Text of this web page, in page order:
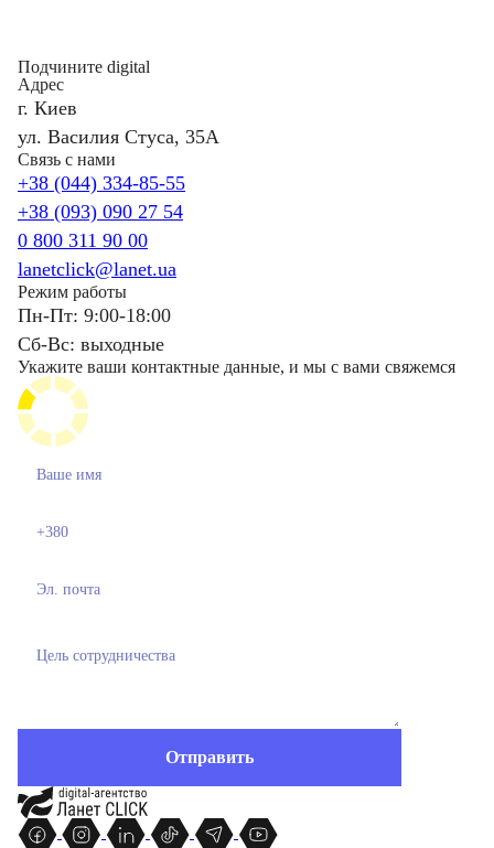
Подчините digital
Адрес
г. Киев
ул. Василия Стуса, 35А
Связь с нами
+38 (044) 334-85-55
+38 (093) 090 27 54
0 800 311 90 00
lanetclick@lanet.ua
Режим работы
Пн-Пт: 9:00-18:00
Сб-Вс: выходные
Укажите ваши контактные данные, и мы с вами свяжемся